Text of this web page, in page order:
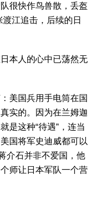
很快作鸟兽散，丢盔
江追击，后续的日
本人的心中已荡然无
美国兵用手电筒在国
实的。因为在兰姆迦
是这种“待遇”，连当
国将军史迪威都可以
介石并非不爱国，他
师让日本军队一个营